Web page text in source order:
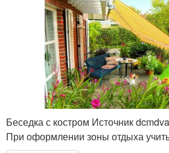
Беседка с костром Источник
При оформлении зоны отдыха